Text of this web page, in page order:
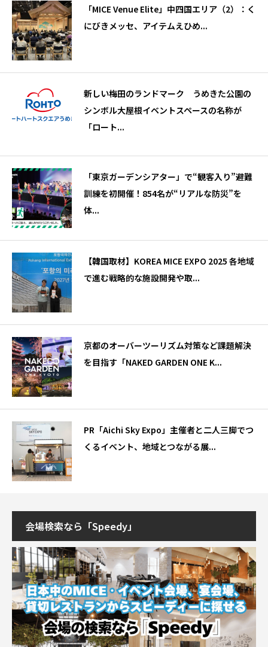
「MICE Venue Elite」中四国エリア（2）：く
にびきメッセ、アイテムえひめ...
新しい梅田のランドマーク うめきた公園の
シンボル大屋根イベントスペースの名称が
「ロート...
「東京ガーデンシアター」で“観客入り”避難
訓練を初開催！854名が“リアルな防災”を
体...
【韓国取材】KOREA MICE EXPO 2025 各地域
で進む戦略的な施設開発や取...
京都のオーバーツーリズム対策など課題解決
を目指す「NAKED GARDEN ONE K...
PR「Aichi Sky Expo」主催者と二人三脚でつ
くるイベント、地域とつながる展...
会場検索なら「Speedy」